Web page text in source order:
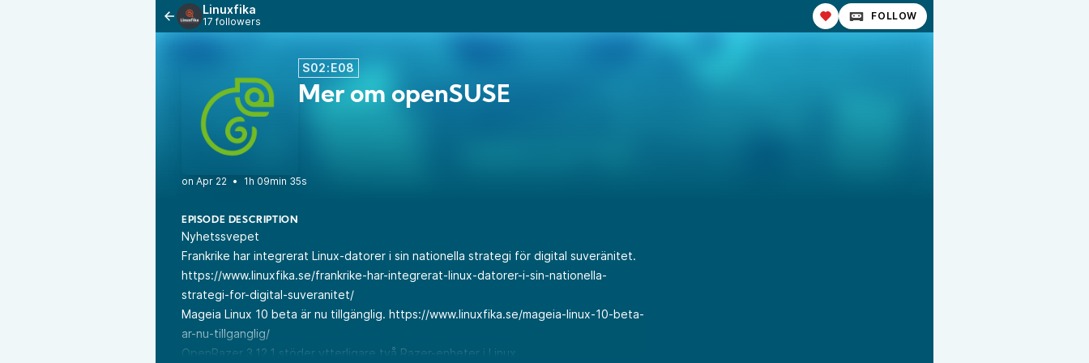
Linuxfika
17 followers FOLLOW
S02:E08
Mer om openSUSE
• 1h 09min 35s
EPISODE DESCRIPTION
Nyhetssvepet
Frankrike har integrerat Linux-datorer i sin nationella strategi för digital suveränitet.
https://www.linuxfika.se/frankrike-har-integrerat-linux-datorer-i-sin-nationella-
strategi-for-digital-suveranitet/
Mageia Linux 10 beta är nu tillgänglig. https://www.linuxfika.se/mageia-linux-10-beta-
ar-nu-tillganglig/
OpenRazer 3.12.1 stöder ytterligare två Razer-enheter i Linux.